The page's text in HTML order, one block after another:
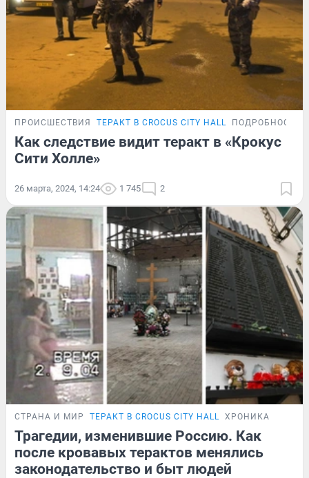
ПРОИСШЕСТВИЯ ТЕРАКТ В CROCUS CITY HALL ПОДРОБНОСТИ
Как следствие видит теракт в «Крокус
Сити Холле»
26 марта, 2024, 14:24 1 745 2
СТРАНА И МИР ТЕРАКТ В CROCUS CITY HALL ХРОНИКА
Трагедии, изменившие Россию. Как
после кровавых терактов менялись
законодательство и быт людей